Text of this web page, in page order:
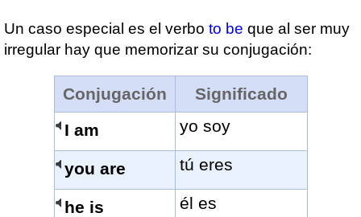
Un caso especial es el verbo to be que al ser muy
irregular hay que memorizar su conjugación:
Conjugación
Significado
I am
yo soy
you are tú eres
he is él es